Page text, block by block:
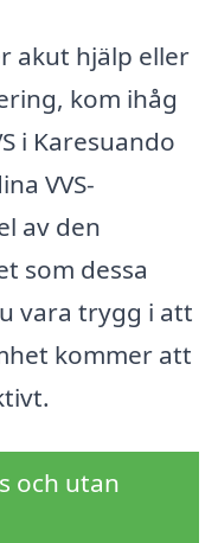
akut hjälp eller
kom ihåg
i Karesuando
VVS-
av den
som dessa
vara trygg i att
kommer att
och utan